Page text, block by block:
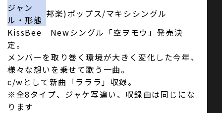
ジャン
ル・形態
邦楽)ポップス/マキシシングル
KissBee Newシングル「空ヲモウ」発売決
定。
メンバーを取り巻く環境が大きく変化した今年、
様々な想いを乗せて歌う一曲。
c/wとして新曲「ラララ」収録。
※全8タイプ、ジャケ写違い、収録曲は同じにな
ります